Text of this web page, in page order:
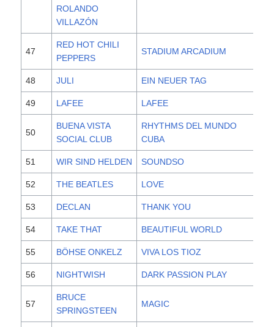
ROLANDO
VILLAZÓN
47
RED HOT CHILI
PEPPERS
STADIUM ARCADIUM
48 JULI EIN NEUER TAG
49 LAFEE LAFEE
50
BUENA VISTA
SOCIAL CLUB
RHYTHMS DEL MUNDO
CUBA
51 WIR SIND HELDEN SOUNDSO
52 THE BEATLES LOVE
53 DECLAN THANK YOU
54 TAKE THAT BEAUTIFUL WORLD
55 BÖHSE ONKELZ VIVA LOS TIOZ
56 NIGHTWISH DARK PASSION PLAY
57
BRUCE
SPRINGSTEEN
MAGIC